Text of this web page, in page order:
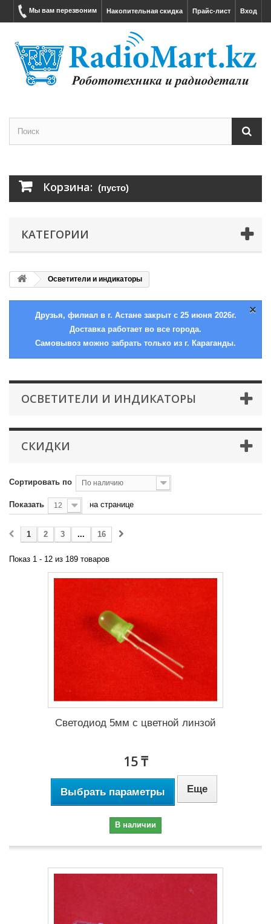
Вход
Прайс-лист
Накопительная скидка
Мы вам перезвоним
Корзина: (пусто)
КАТЕГОРИИ
Осветители и индикаторы
×
Друзья, филиал в г. Астане закрыт с 25 июня 2026г.
Доставка работает во все города.
Самовывоз можно забрать только из г. Караганды.
ОСВЕТИТЕЛИ И ИНДИКАТОРЫ
СКИДКИ
Сортировать по По наличию
Показать 12 на странице
1 2 3 ... 16
Показ 1 - 12 из 189 товаров
Светодиод 5мм с цветной линзой
15 ₸
Выбрать параметры Еще
В наличии